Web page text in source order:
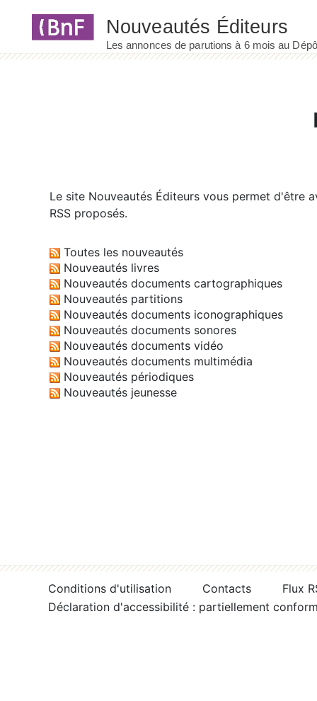
Le site Nouveautés Éditeurs vous permet d'être
RSS proposés.
Toutes les nouveautés
Nouveautés livres
Nouveautés documents cartographiques
Nouveautés partitions
Nouveautés documents iconographiques
Nouveautés documents sonores
Nouveautés documents vidéo
Nouveautés documents multimédia
Nouveautés périodiques
Nouveautés jeunesse
Conditions d'utilisation Contacts
Flux
Déclaration d'accessibilité : partiellement